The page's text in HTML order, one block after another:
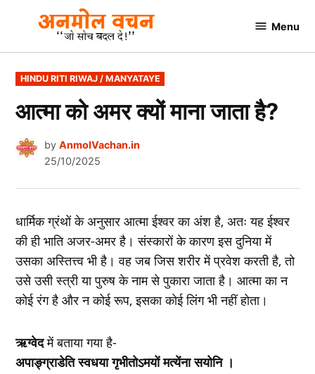
content
AnmolVachan.in
Menu
POSTED
IN
HINDU RITI RIWAJ / MANYATAYE
आत्मा को अमर क्यों माना जाता है?
by AnmolVachan.in
25/10/2025
धार्मिक ग्रंथों के अनुसार आत्मा ईश्वर का अंश है, अतः यह ईश्वर
की ही भाति अजर-अमर है। संस्कारों के कारण इस दुनिया में
उसका अस्तित्त्व भी है। वह जब जिस शरीर में प्रवेश करती है, तो
उसे उसी स्त्री या पुरुष के नाम से पुकारा जाता है। आत्मा का न
कोई रंग है और न कोई रूप, इसका कोई लिंग भी नहीं होता।
ऋग्वेदमें बताया गया है-
अपाङ्ग्राडेति स्वधया गृभीतोऽमयों मत्येंना सयोनि ।